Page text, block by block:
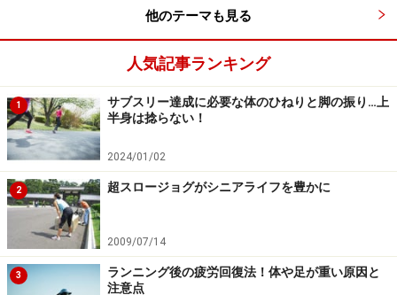
他のテーマも見る
人気記事ランキング
1
サブスリー達成に必要な体のひねりと脚の振り…上
半身は捻らない！
2024/01/02
2 超スロージョグがシニアライフを豊かに
2009/07/14
3
ランニング後の疲労回復法！体や足が重い原因と
注意点